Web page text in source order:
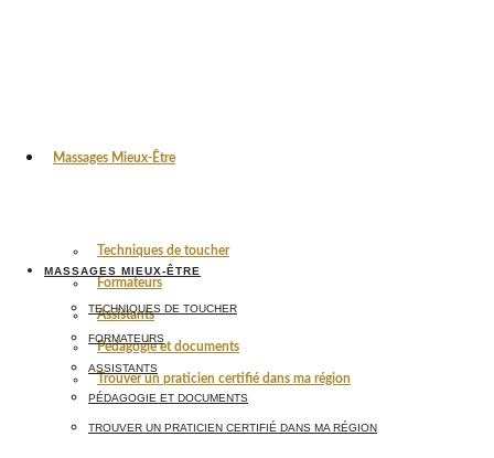
Massages Mieux-Être
Techniques de toucher
Formateurs
Assistants
Pédagogie et documents
Trouver un praticien certifié dans ma région
MASSAGES MIEUX-ÊTRE
TECHNIQUES DE TOUCHER
FORMATEURS
ASSISTANTS
PÉDAGOGIE ET DOCUMENTS
TROUVER UN PRATICIEN CERTIFIÉ DANS MA RÉGION